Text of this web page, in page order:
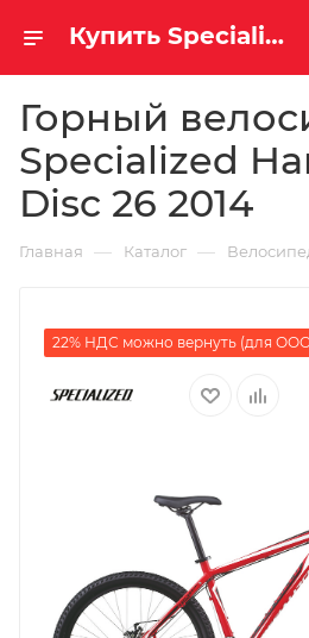
Купить Specialized Hardrock Disc 26 2014 за рублей, а со скидкой
Горный
Specialized
Disc 26 2014
Главная — Каталог —
22% НДС можно вернуть (для